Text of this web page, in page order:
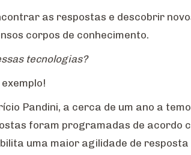
as respostas e descobrir
corpos de conhecimento.
tecnologias?
Pandini, a cerca de um ano a
foram programadas de acordo
uma maior agilidade de